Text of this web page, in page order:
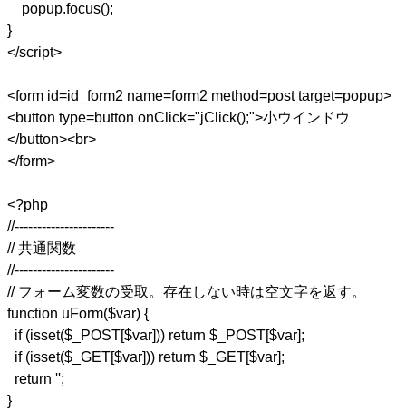
popup.focus();
}
</script>
<form id=id_form2 name=form2 method=post target=popup>
<button type=button onClick="jClick();">小ウインドウ
</button><br>
</form>
<?php
//----------------------
// 共通関数
//----------------------
// フォーム変数の受取。存在しない時は空文字を返す。
function uForm($var) {
if (isset($_POST[$var])) return $_POST[$var];
if (isset($_GET[$var])) return $_GET[$var];
return '';
}